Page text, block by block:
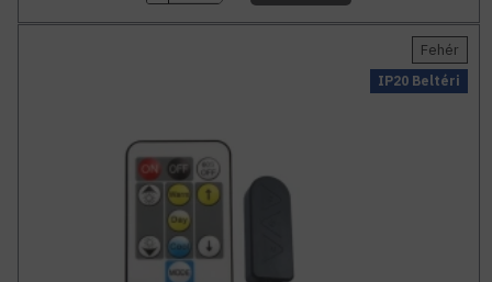
IP20 Beltéri
Fehér